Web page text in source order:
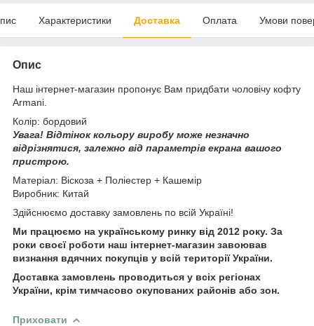
Характеристики Доставка Оплата Умови
Опис
Наш інтернет-магазин пропонує Вам придбати чоловічу кофту
Armani.
Колір: бордовий
Увага! Відтінок кольору виробу може незначно
відрізнятися, залежно від параметрів екрана вашого
пристрою.
Матеріал: Віскоза + Поліестер + Кашемір
Виробник: Китай
Здійснюємо доставку замовлень по всій Україні!
Ми працюємо на українському ринку від 2012 року. За
роки своєї роботи наш інтернет-магазин завоював
визнання вдячних покупців у всій території України.
Доставка замовлень проводиться у всіх регіонах
України, крім тимчасово окупованих районів або зон.
Приховати